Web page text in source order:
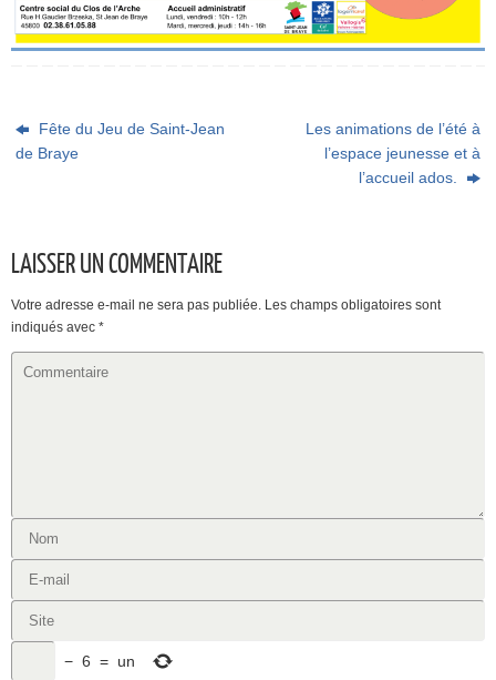
Fête du Jeu de Saint-Jean
de Braye
Les animations de l’été à
l’espace jeunesse et à
l’accueil ados.
LAISSER UN COMMENTAIRE
Votre adresse e-mail ne sera pas publiée. Les champs obligatoires sont
indiqués avec *
− 6 = un